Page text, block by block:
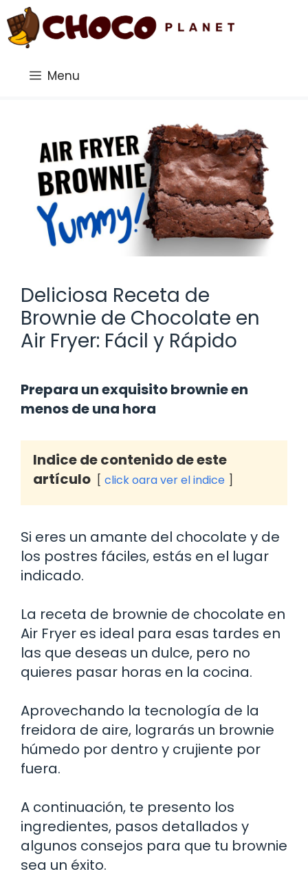
Saltar
al
contenido
Menu
Deliciosa Receta de
Brownie de Chocolate en
Air Fryer: Fácil y Rápido
Prepara un exquisito brownie en
menos de una hora
Indice de contenido de este
artículo
click oara ver el indice
Si eres un amante del chocolate y de
los postres fáciles, estás en el lugar
indicado.
La receta de brownie de chocolate en
Air Fryer es ideal para esas tardes en
las que deseas un dulce, pero no
quieres pasar horas en la cocina.
Aprovechando la tecnología de la
freidora de aire, lograrás un brownie
húmedo por dentro y crujiente por
fuera.
A continuación, te presento los
ingredientes, pasos detallados y
algunos consejos para que tu brownie
sea un éxito.